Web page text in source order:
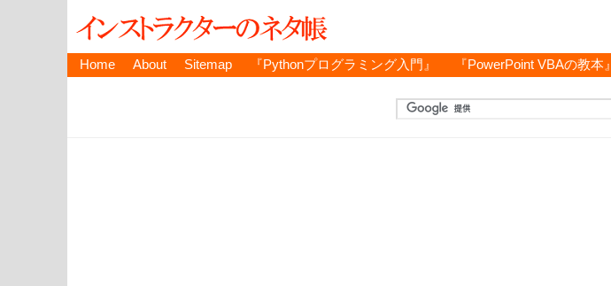
Home About Sitemap 『Pythonプログラミング入門』 『PowerPoint VBAの教本』